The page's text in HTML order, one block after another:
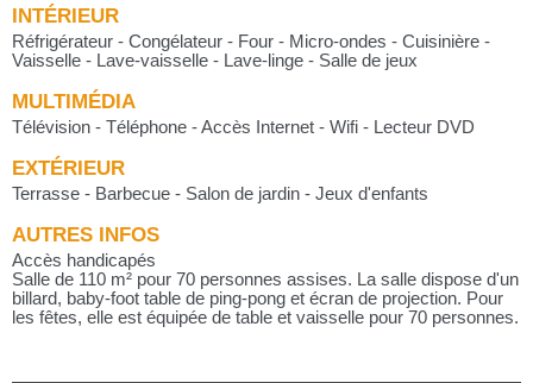
INTÉRIEUR
Réfrigérateur - Congélateur - Four - Micro-ondes - Cuisinière -
Vaisselle - Lave-vaisselle - Lave-linge - Salle de jeux
MULTIMÉDIA
Télévision - Téléphone - Accès Internet - Wifi - Lecteur DVD
EXTÉRIEUR
Terrasse - Barbecue - Salon de jardin - Jeux d'enfants
AUTRES INFOS
Accès handicapés
Salle de 110 m² pour 70 personnes assises. La salle dispose d'un
billard, baby-foot table de ping-pong et écran de projection. Pour
les fêtes, elle est équipée de table et vaisselle pour 70 personnes.